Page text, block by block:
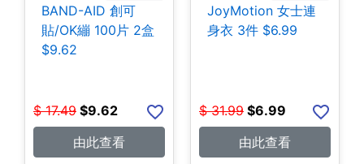
BAND-AID 創可
貼/OK繃 100片 2盒
$9.62
$ 17.49 $9.62
由此查看
JoyMotion 女士連
身衣 3件 $6.99
$ 31.99 $6.99
由此查看